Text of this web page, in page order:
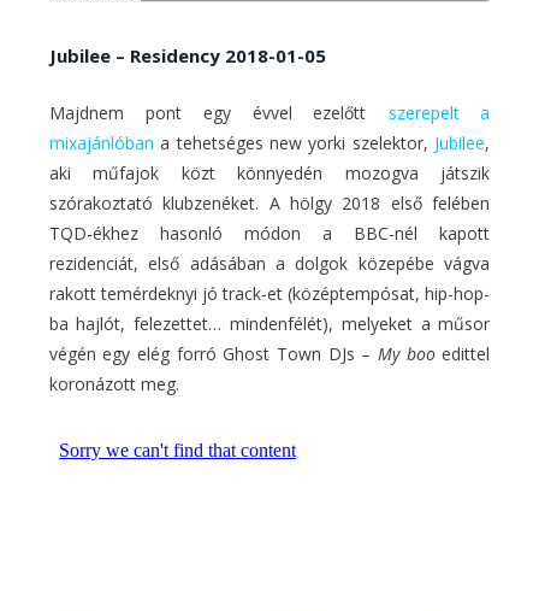
Jubilee – Residency 2018-01-05
Majdnem pont egy évvel ezelőtt szerepelt a
mixajánlóban a tehetséges new yorki szelektor, Jubilee,
aki műfajok közt könnyedén mozogva játszik
szórakoztató klubzenéket. A hölgy 2018 első felében
TQD-ékhez hasonló módon a BBC-nél kapott
rezidenciát, első adásában a dolgok közepébe vágva
rakott temérdeknyi jó track-et (középtempósat, hip-hop-
ba hajlót, felezettet… mindenfélét), melyeket a műsor
végén egy elég forró Ghost Town DJs – My booedittel
koronázott meg.